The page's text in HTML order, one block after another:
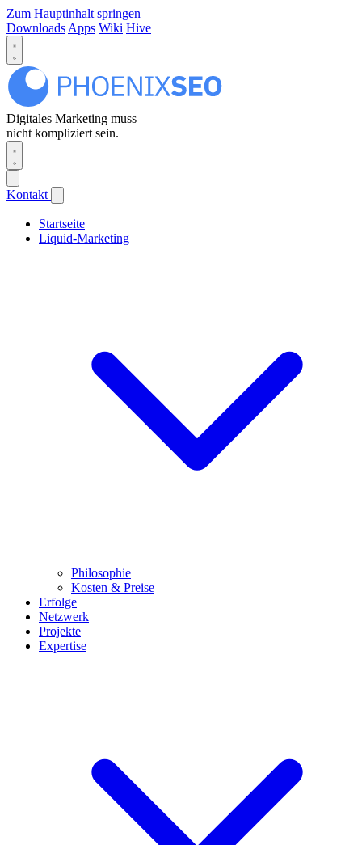
Zum Hauptinhalt springen
Downloads Apps Wiki Hive
Digitales Marketing muss
nicht kompliziert sein.
Kontakt
Startseite
Liquid-Marketing
Philosophie
Kosten & Preise
Erfolge
Netzwerk
Projekte
Expertise